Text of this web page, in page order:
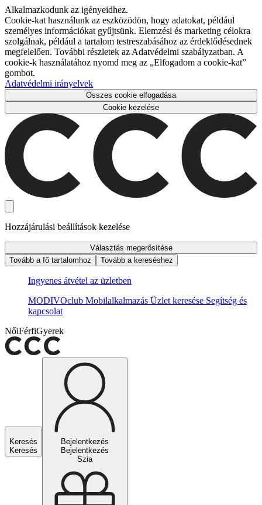
Alkalmazkodunk az igényeidhez.
Cookie-kat használunk az eszközödön, hogy adatokat, például
személyes információkat gyűjtsünk. Elemzési és marketing célokra
szolgálnak, például a tartalom testreszabásához az érdeklődésednek
megfelelően. További részletek az Adatvédelmi szabályzatban. A
cookie-k használatához nyomd meg az „Elfogadom a cookie-kat”
gombot.
Adatvédelmi irányelvek
Összes cookie elfogadása
Cookie kezelése
Hozzájárulási beállítások kezelése
Választás megerősítése
Tovább a fő tartalomhoz
Tovább a kereséshez
Ingyenes átvétel az üzletben
MODIVOclub Mobilalkalmazás Üzlet keresése Segítség és
kapcsolat
NőiFérfiGyerek
Keresés
Keresés
Bejelentkezés
Bejelentkezés
Szia